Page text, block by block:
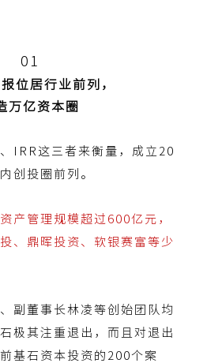
0 1
位居行业前列，
万亿资本圈
IRR这三者来衡量，成立20
创投圈前列。
产管理规模超过600亿元，
、鼎晖投资、软银赛富等少
副董事长林凌等创始团队均
极其注重退出，而且对退出
基石资本投资的200个案